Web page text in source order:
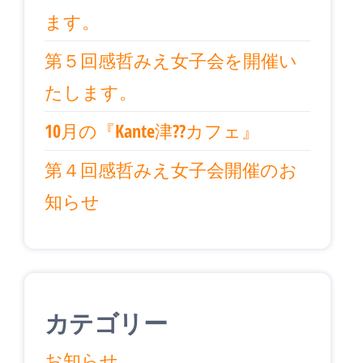
ます。
第５回感哲みえ女子会を開催い
たします。
10月の『Kante津??カフェ』
第４回感哲みえ女子会開催のお
知らせ
カテゴリー